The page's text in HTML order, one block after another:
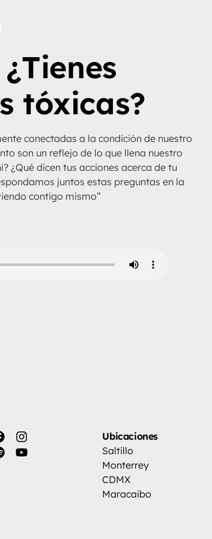
tóxicas?
conectadas a la condición de nuestro
son un reflejo de lo que llena nuestro
¿Qué dicen tus acciones acerca de tu
juntos estas preguntas en la
contigo mismo”
Ubicaciones
Saltillo
Monterrey
CDMX
Maracaibo